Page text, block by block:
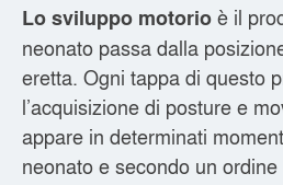
Lo sviluppo motorioè il
neonato passa dalla
eretta. Ogni tappa di questo
l’acquisizione di posture e
appare in determinati
neonato e secondo un